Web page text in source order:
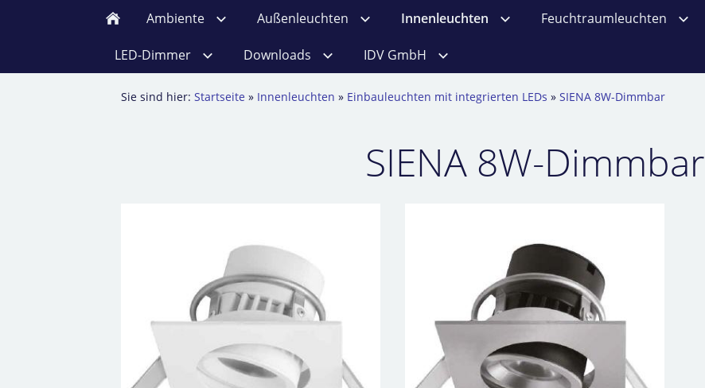
Ambiente Außenleuchten Innenleuchten Feuchtraumleuchten
LED-Dimmer Downloads IDV GmbH
Sie sind hier: Startseite » Innenleuchten » Einbauleuchten mit integrierten LEDs » SIENA 8W-Dimmbar
SIENA 8W-Dimmbar